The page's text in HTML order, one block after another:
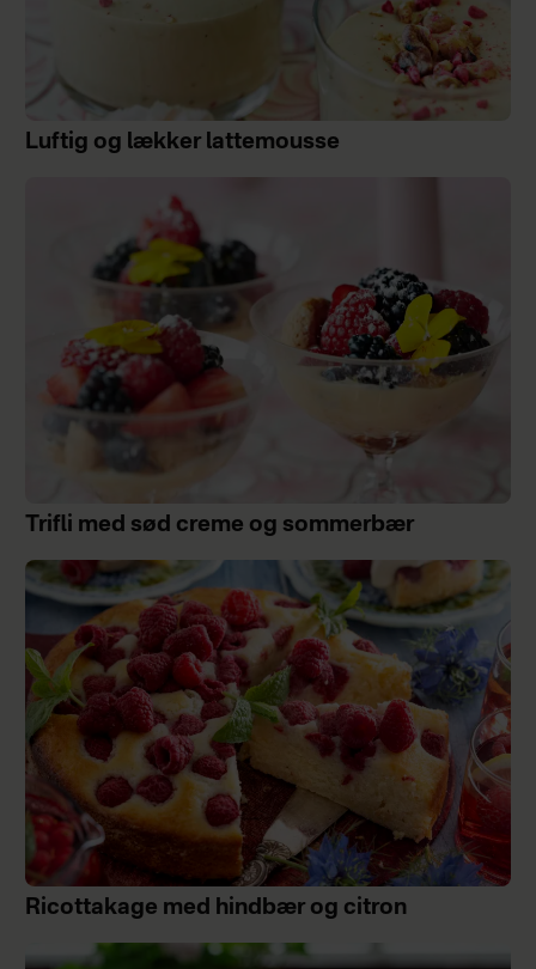
Luftig og lækker lattemousse
Trifli med sød creme og sommerbær
Ricottakage med hindbær og citron